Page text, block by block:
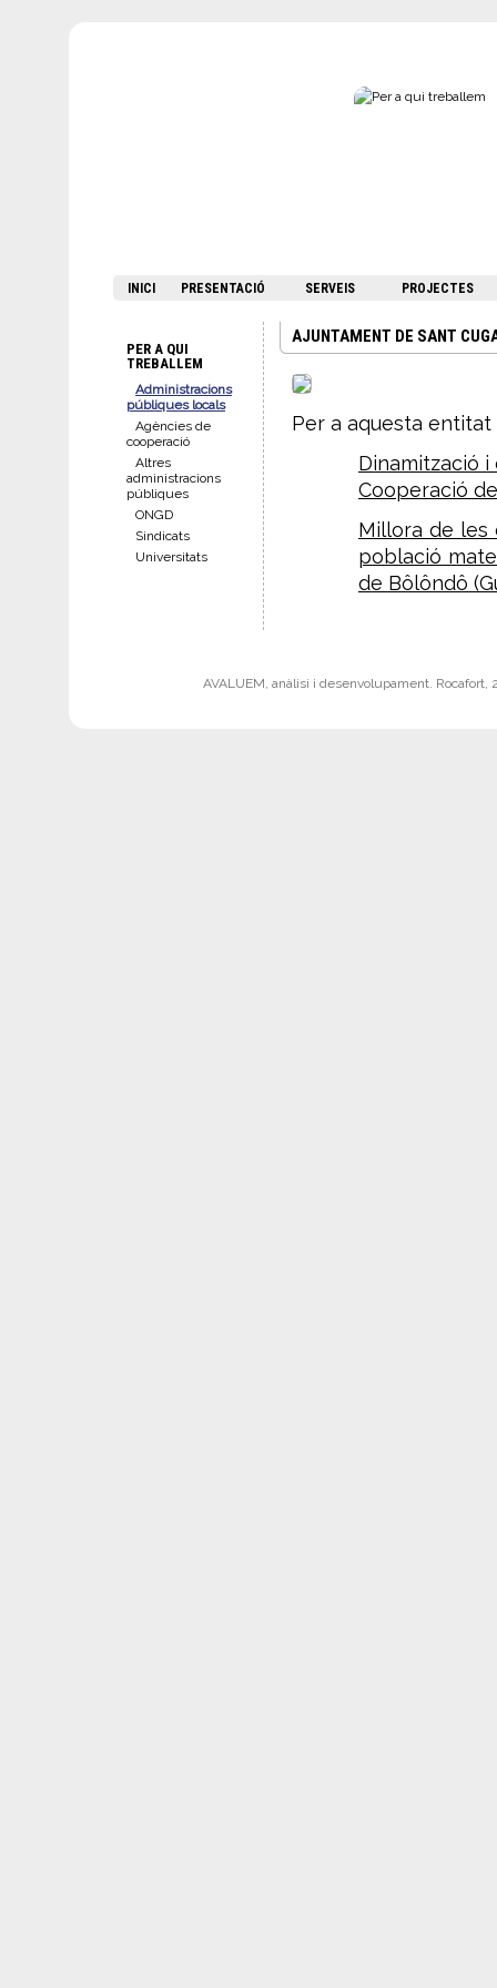
INICI PRESENTACIÓ SERVEIS PROJECTES
PER A QUI
TREBALLEM
Administracions
públiques locals
Agències de
cooperació
Altres
administracions
públiques
ONGD
Sindicats
Universitats
AJUNTAMENT DE SANT
Per a aquesta
Dinamització
Cooperació
Millora de les
població
de Bôlôndô
AVALUEM, anàlisi i desenvolupament. Rocafort,